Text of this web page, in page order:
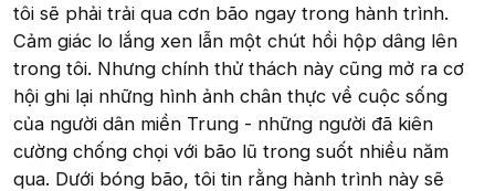
tôi sẽ phải trải qua cơn bão ngay trong hành trình.
Cảm giác lo lắng xen lẫn một chút hồi hộp dâng lên
trong tôi. Nhưng chính thử thách này cũng mở ra cơ
hội ghi lại những hình ảnh chân thực về cuộc sống
của người dân miền Trung - những người đã kiên
cường chống chọi với bão lũ trong suốt nhiều năm
qua. Dưới bóng bão, tôi tin rằng hành trình này sẽ